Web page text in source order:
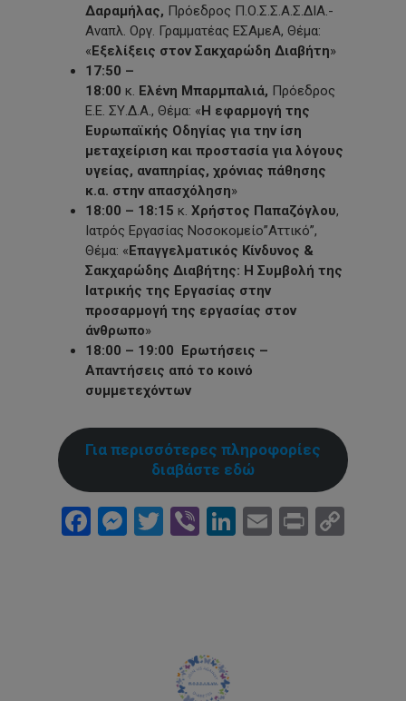
Δαραμήλας, Πρόεδρος Π.Ο.Σ.Σ.Α.Σ.ΔΙΑ.-
Αναπλ. Οργ. Γραμματέας ΕΣΑμεΑ, Θέμα:
«Εξελίξεις στον Σακχαρώδη Διαβήτη»
17:50 –
18:00 κ. Ελένη Μπαρμπαλιά, Πρόεδρος
Ε.Ε. ΣΥ.Δ.Α., Θέμα: «Η εφαρμογή της
Ευρωπαϊκής Οδηγίας για την ίση
μεταχείριση και προστασία για λόγους
υγείας, αναπηρίας, χρόνιας πάθησης
κ.α. στην απασχόληση»
18:00 – 18:15 κ. Χρήστος Παπαζόγλου,
Ιατρός Εργασίας Νοσοκομείο”Αττικό”,
Θέμα: «Επαγγελματικός Κίνδυνος &
Σακχαρώδης Διαβήτης: Η Συμβολή της
Ιατρικής της Εργασίας στην
προσαρμογή της εργασίας στον
άνθρωπο»
18:00 – 19:00 Ερωτήσεις –
Απαντήσεις από το κοινό
συμμετεχόντων
Για περισσότερες πληροφορίες
διαβάστε εδώ
Facebook
Messenger
Twitter
ViberLinkedIn
Email
Print